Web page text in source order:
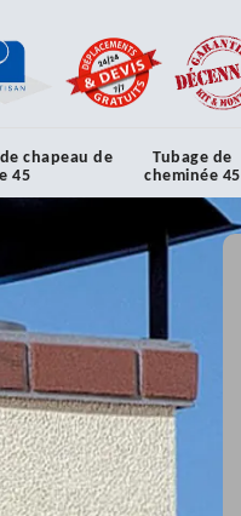
chapeau de
45
Tubage de
cheminée 45